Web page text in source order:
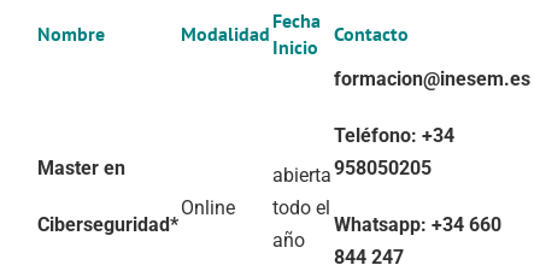
Nombre Modalidad
Fecha
Inicio
Contacto
Master en
Ciberseguridad*
Online
abierta
todo el
año
formacion@inesem.es
Teléfono: +34
958050205
Whatsapp: +34 660
844 247